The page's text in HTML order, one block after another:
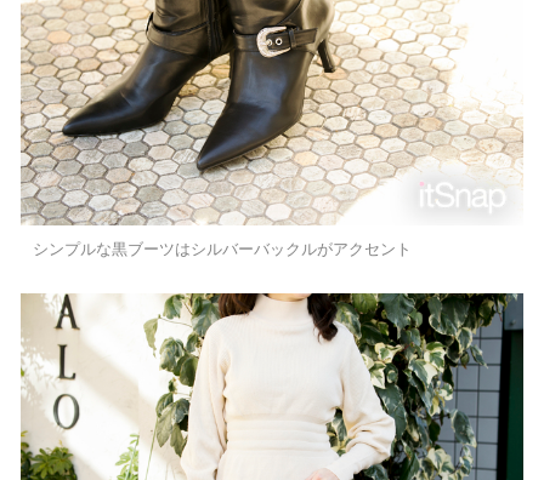
シンプルな黒ブーツはシルバーバックルがアクセント